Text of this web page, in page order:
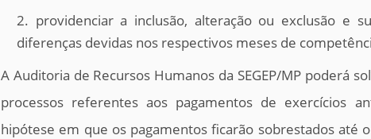
2. providenciar a inclusão, alteração ou exclusão e
diferenças devidas nos respectivos meses de
A Auditoria de Recursos Humanos da SEGEP/MP poderá
processos referentes aos pagamentos de exercícios
hipótese em que os pagamentos ficarão sobrestados até